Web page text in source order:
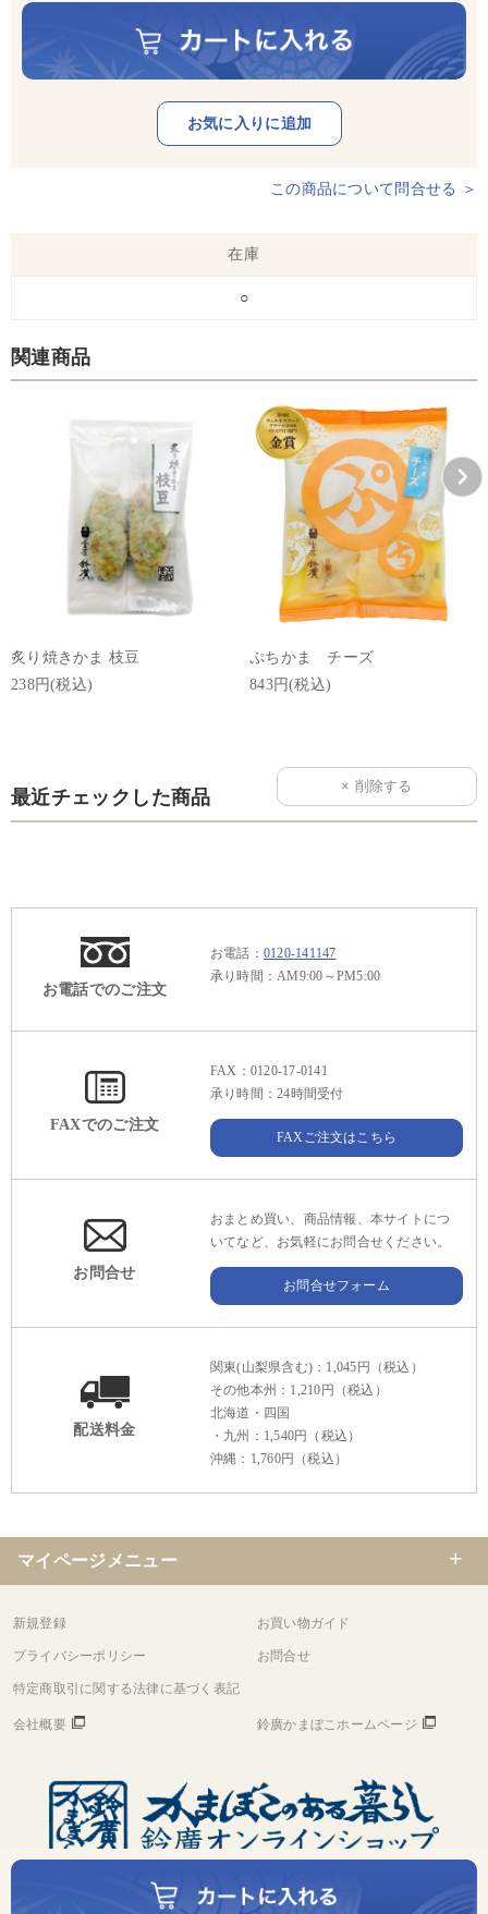
この商品について問合せる ＞
在庫
○
関連商品
炙り焼きかま 枝豆
238円(税込)
ぷちかま チーズ
843円(税込)
最近チェックした商品
お電話でのご注文
お電話： 0120-141147
承り時間：AM9:00～PM5:00
FAXでのご注文
FAX：0120-17-0141
承り時間：24時間受付
FAXご注文はこちら
お問合せ
おまとめ買い、商品情報、本サイトにつ
いてなど、お気軽にお問合せください。
お問合せフォーム
配送料金
関東(山梨県含む)：1,045円（税込）
その他本州：1,210円（税込）
北海道・四国
・九州：1,540円（税込）
沖縄：1,760円（税込）
マイページメニュー
新規登録 お買い物ガイド
プライバシーポリシー お問合せ
特定商取引に関する法律に基づく表記
会社概要 鈴廣かまぼこホームページ